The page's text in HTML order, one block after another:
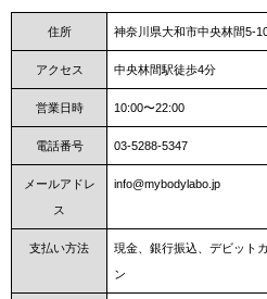
住所 神奈川県大和市中央林間5-
アクセス 中央林間駅徒歩4分
営業日時 10:00〜22:00
電話番号 03-5288-5347
メールアドレ
ス
info@mybodylabo.jp
支払い方法
現金、銀行振込、デビット
ン